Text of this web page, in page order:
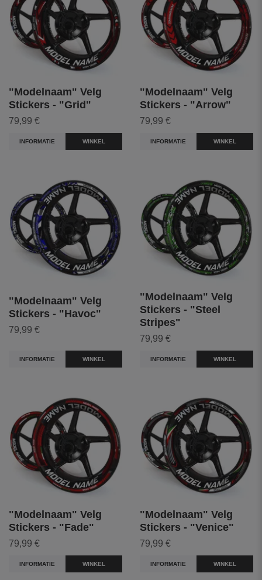
"Modelnaam" Velg
Stickers - "Grid"
79,99 €
INFORMATIE WINKEL
"Modelnaam" Velg
Stickers - "Arrow"
79,99 €
INFORMATIE WINKEL
"Modelnaam" Velg
Stickers - "Havoc"
79,99 €
INFORMATIE WINKEL
"Modelnaam" Velg
Stickers - "Steel
Stripes"
79,99 €
INFORMATIE WINKEL
"Modelnaam" Velg
Stickers - "Fade"
79,99 €
INFORMATIE WINKEL
"Modelnaam" Velg
Stickers - "Venice"
79,99 €
INFORMATIE WINKEL